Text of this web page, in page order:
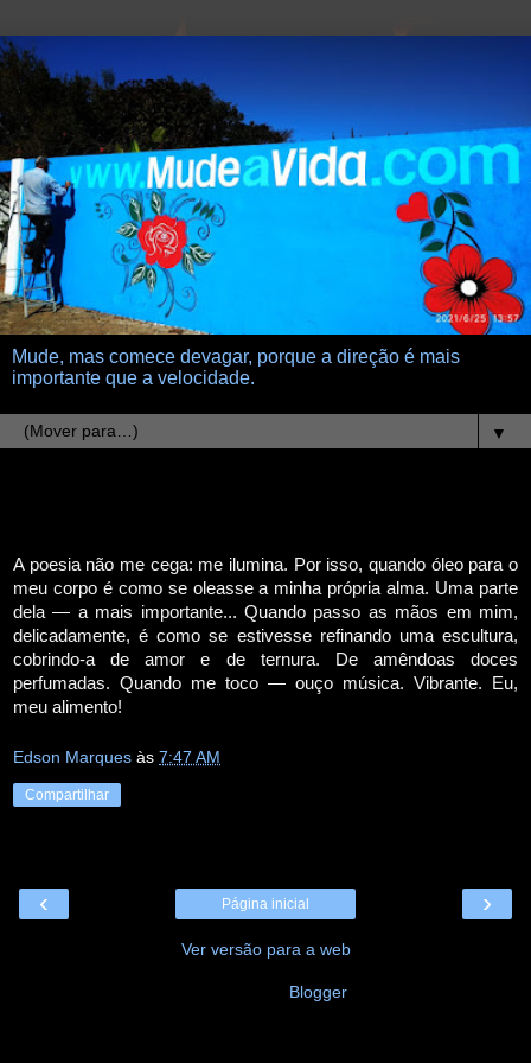
Mude, mas comece devagar, porque a direção é mais
importante que a velocidade.
▼
A poesia não me cega: me ilumina. Por isso, quando óleo para o
meu corpo é como se oleasse a minha própria alma. Uma parte
dela — a mais importante... Quando passo as mãos em mim,
delicadamente, é como se estivesse refinando uma escultura,
cobrindo-a de amor e de ternura. De amêndoas doces
perfumadas. Quando me toco — ouço música. Vibrante. Eu,
meu alimento!
Edson Marques às 7:47 AM
Compartilhar
‹ ›
Página inicial
Ver versão para a web
Blogger.